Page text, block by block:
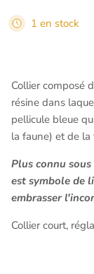
1 en stock
Collier composé
résine dans
pellicule bleue
la faune) et de la
Plus connu
est symbole de
embrasser
Collier court,